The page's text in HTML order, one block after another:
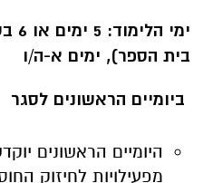
בית הספר), ימים א-ה/ו
ביומיים הראשונים לסגר
היומיים הראשונים
מפעילויות לחיזוק